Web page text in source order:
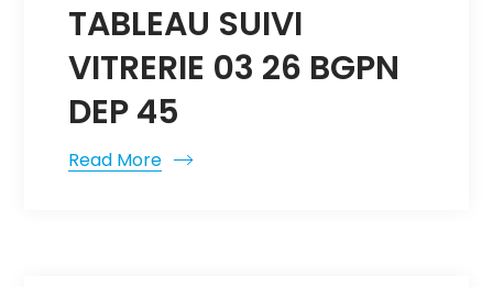
TABLEAU SUIVI
VITRERIE 03 26 BGPN
DEP 45
Read More